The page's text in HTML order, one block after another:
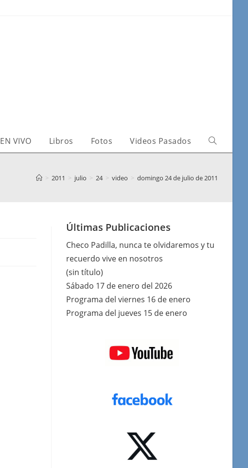
EN VIVO Libros Fotos Videos Pasados
> 2011 > julio > 24 > video > domingo 24 de julio de 2011
Últimas Publicaciones
Checo Padilla, nunca te olvidaremos y tu
recuerdo vive en nosotros
(sin título)
Sábado 17 de enero del 2026
Programa del viernes 16 de enero
Programa del jueves 15 de enero